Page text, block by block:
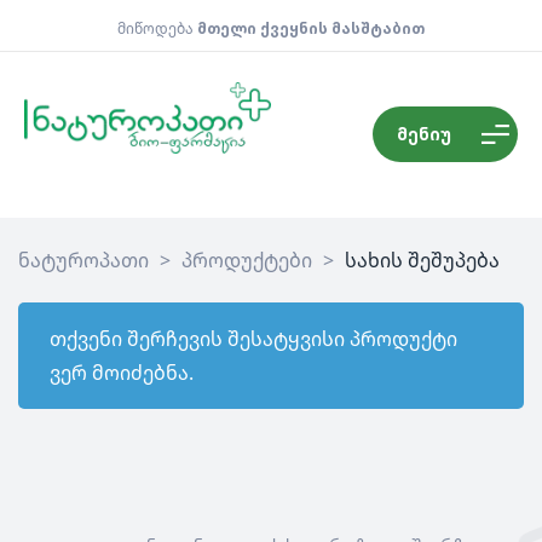
მიწოდება მთელი ქვეყნის მასშტაბით
მენიუ
ნატუროპათი > პროდუქტები > სახის შეშუპება
თქვენი შერჩევის შესატყვისი პროდუქტი
ვერ მოიძებნა.